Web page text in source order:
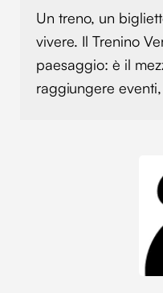
Un treno, un
vivere. Il Trenino
paesaggio: è il
raggiungere